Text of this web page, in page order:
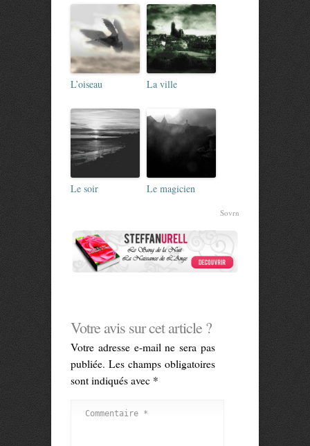
L’oiseau La ville
Le soir Le magicien
Sovrn
Votre avis sur cet article ?
Votre adresse e-mail ne sera pas
publiée. Les champs obligatoires
sont indiqués avec *